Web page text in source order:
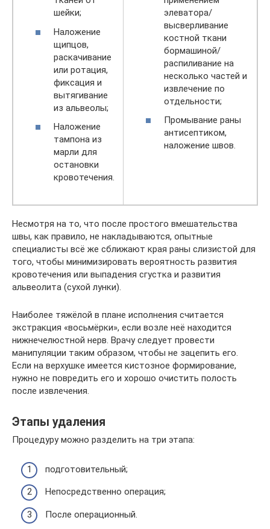
шейки;
Наложение
щипцов,
раскачивание
или ротация,
фиксация и
вытягивание
из альвеолы;
Наложение
тампона из
марли для
остановки
кровотечения.
элеватора/
высверливание
костной ткани
бормашиной/
распиливание на
несколько частей и
извлечение по
отдельности;
Промывание раны
антисептиком,
наложение швов.
Несмотря на то, что после простого вмешательства
швы, как правило, не накладываются, опытные
специалисты всё же сближают края раны слизистой для
того, чтобы минимизировать вероятность развития
кровотечения или выпадения сгустка и развития
альвеолита (сухой лунки).
Наиболее тяжёлой в плане исполнения считается
экстракция «восьмёрки», если возле неё находится
нижнечелюстной нерв. Врачу следует провести
манипуляции таким образом, чтобы не зацепить его.
Если на верхушке имеется кистозное формирование,
нужно не повредить его и хорошо очистить полость
после извлечения.
Этапы удаления
Процедуру можно разделить на три этапа:
подготовительный;
Непосредственно операция;
После операционный.